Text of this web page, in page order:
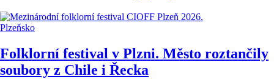
Plzeňsko
Folklorní festival v Plzni. Město roztančily
soubory z Chile i Řecka